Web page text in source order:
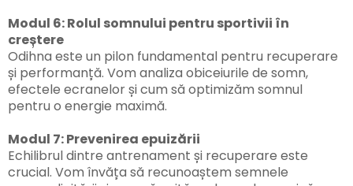
Modul 6: Rolul somnului pentru sportivii în
creștere
Odihna este un pilon fundamental pentru recuperare
și performanță. Vom analiza obiceiurile de somn,
efectele ecranelor și cum să optimizăm somnul
pentru o energie maximă.
Modul 7: Prevenirea epuizării
Echilibrul dintre antrenament și recuperare este
crucial. Vom învăța să recunoaștem semnele